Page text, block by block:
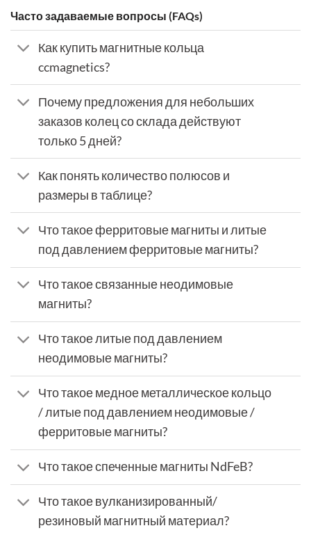
Часто задаваемые вопросы (FAQs)
Как купить магнитные кольца
ccmagnetics?
Почему предложения для небольших
заказов колец со склада действуют
только 5 дней?
Как понять количество полюсов и
размеры в таблице?
Что такое ферритовые магниты и литые
под давлением ферритовые магниты?
Что такое связанные неодимовые
магниты?
Что такое литые под давлением
неодимовые магниты?
Что такое медное металлическое кольцо
/ литые под давлением неодимовые /
ферритовые магниты?
Что такое спеченные магниты NdFeB?
Что такое вулканизированный/
резиновый магнитный материал?